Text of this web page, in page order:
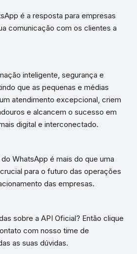
é a resposta para empresas
comunicação com os clientes a
inteligente, segurança e
que as pequenas e médias
atendimento excepcional, criem
e alcancem o sucesso em
digital e interconectado.
WhatsApp é mais do que uma
para o futuro das operações
das empresas.
sobre a API Oficial? Então clique
com nosso time de
as suas dúvidas.